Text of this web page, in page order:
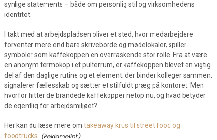
synlige statements – både om personlig stil og virksomhedens
identitet.
I takt med at arbejdspladsen bliver et sted, hvor medarbejdere
forventer mere end bare skriveborde og mødelokaler, spiller
symboler som kaffekoppen en overraskende stor rolle. Fra at være
en anonym termokop i et pulterrum, er kaffekoppen blevet en vigtig
del af den daglige rutine og et element, der binder kolleger sammen,
signalerer fællesskab og sætter et stilfuldt præg på kontoret. Men
hvorfor hitter de brandede kaffekopper netop nu, og hvad betyder
de egentlig for arbejdsmiljøet?
Her kan du læse mere om takeaway krus til street food og
foodtrucks